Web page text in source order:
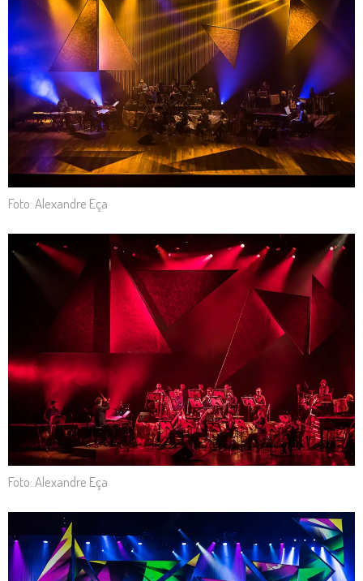
Foto: Alexandre Eça
Foto: Alexandre Eça